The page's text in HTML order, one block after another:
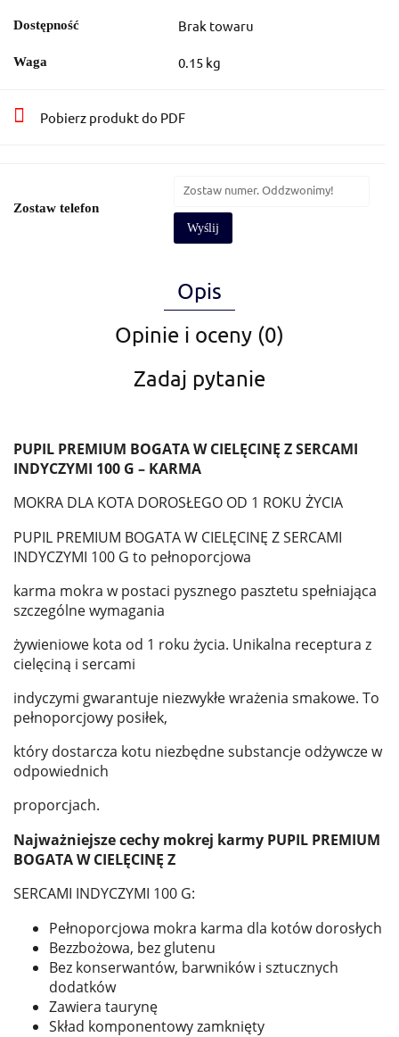
Dostępność Brak towaru
Waga 0.15 kg
Pobierz produkt do PDF
Zostaw telefon
Wyślij
Opis
Opinie i oceny (0)
Zadaj pytanie
PUPIL PREMIUM BOGATA W CIELĘCINĘ Z SERCAMI
INDYCZYMI 100 G – KARMA
MOKRA DLA KOTA DOROSŁEGO OD 1 ROKU ŻYCIA
PUPIL PREMIUM BOGATA W CIELĘCINĘ Z SERCAMI
INDYCZYMI 100 G to pełnoporcjowa
karma mokra w postaci pysznego pasztetu spełniająca
szczególne wymagania
żywieniowe kota od 1 roku życia. Unikalna receptura z
cielęciną i sercami
indyczymi gwarantuje niezwykłe wrażenia smakowe. To
pełnoporcjowy posiłek,
który dostarcza kotu niezbędne substancje odżywcze w
odpowiednich
proporcjach.
Najważniejsze cechy mokrej karmy PUPIL PREMIUM
BOGATA W CIELĘCINĘ Z
SERCAMI INDYCZYMI 100 G:
Pełnoporcjowa mokra karma dla kotów dorosłych
Bezzbożowa, bez glutenu
Bez konserwantów, barwników i sztucznych
dodatków
Zawiera taurynę
Skład komponentowy zamknięty